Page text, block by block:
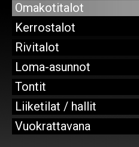
Omakotitalot
Kerrostalot
Rivitalot
Loma-asunnot
Tontit
Liiketilat / hallit
Vuokrattavana